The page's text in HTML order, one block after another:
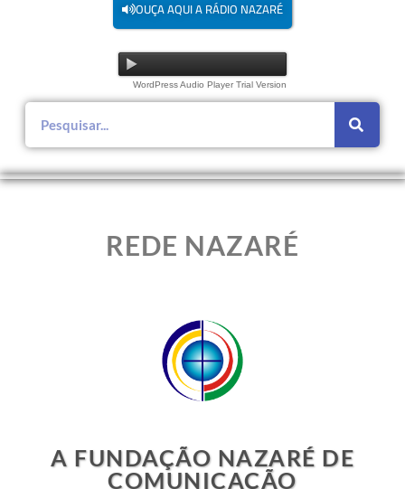
OUÇA AQUI A RÁDIO NAZARÉ
WordPress Audio Player Trial Version
REDE NAZARÉ
A FUNDAÇÃO NAZARÉ DE
COMUNICAÇÃO